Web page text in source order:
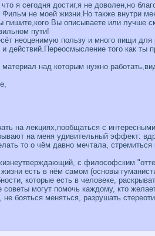
я сегодня достиг,я не доволен,но
не моей жизни.Но также внутри
Вы описываете или лучше
пути!
неоценимую пользу и много пищи
того как ты
над которым нужно
на лекциях,пообщаться с
на меня удивительный эффект:
то о чём давно мечтала,
с философским
есть в нём самом (основы
которые есть в человеке,
могут помочь каждому, кто
бояться меняться, разрушать